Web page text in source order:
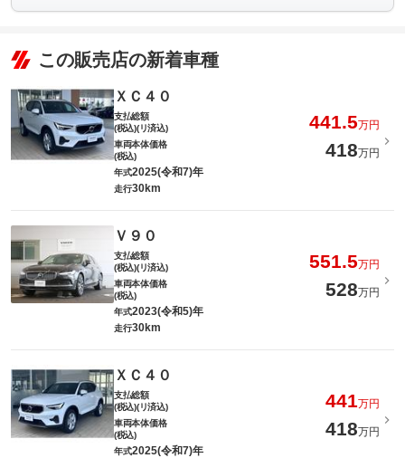
この販売店の新着車種
ＸＣ４０
支払総額
(税込)(リ済込)
441.5万円
車両本体価格
(税込)
418万円
年式2025(令和7)年
走行30km
Ｖ９０
支払総額
(税込)(リ済込)
551.5万円
車両本体価格
(税込)
528万円
年式2023(令和5)年
走行30km
ＸＣ４０
支払総額
(税込)(リ済込)
441万円
車両本体価格
(税込)
418万円
年式2025(令和7)年